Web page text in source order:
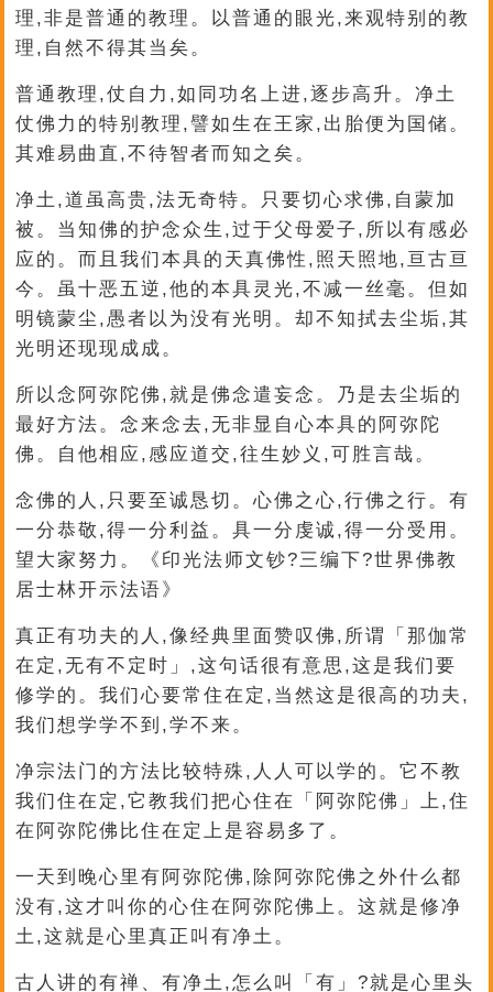
理,非是普通的教理。以普通的眼光,来观特别的教
理,自然不得其当矣。
普通教理,仗自力,如同功名上进,逐步高升。净土
仗佛力的特别教理,譬如生在王家,出胎便为国储。
其难易曲直,不待智者而知之矣。
净土,道虽高贵,法无奇特。只要切心求佛,自蒙加
被。当知佛的护念众生,过于父母爱子,所以有感必
应的。而且我们本具的天真佛性,照天照地,亘古亘
今。虽十恶五逆,他的本具灵光,不减一丝毫。但如
明镜蒙尘,愚者以为没有光明。却不知拭去尘垢,其
光明还现现成成。
所以念阿弥陀佛,就是佛念遣妄念。乃是去尘垢的
最好方法。念来念去,无非显自心本具的阿弥陀
佛。自他相应,感应道交,往生妙义,可胜言哉。
念佛的人,只要至诚恳切。心佛之心,行佛之行。有
一分恭敬,得一分利益。具一分虔诚,得一分受用。
望大家努力。《印光法师文钞?三编下?世界佛教
居士林开示法语》
真正有功夫的人,像经典里面赞叹佛,所谓「那伽常
在定,无有不定时」,这句话很有意思,这是我们要
修学的。我们心要常住在定,当然这是很高的功夫,
我们想学学不到,学不来。
净宗法门的方法比较特殊,人人可以学的。它不教
我们住在定,它教我们把心住在「阿弥陀佛」上,住
在阿弥陀佛比住在定上是容易多了。
一天到晚心里有阿弥陀佛,除阿弥陀佛之外什么都
没有,这才叫你的心住在阿弥陀佛上。这就是修净
土,这就是心里真正叫有净土。
古人讲的有禅、有净土,怎么叫「有」?就是心里头